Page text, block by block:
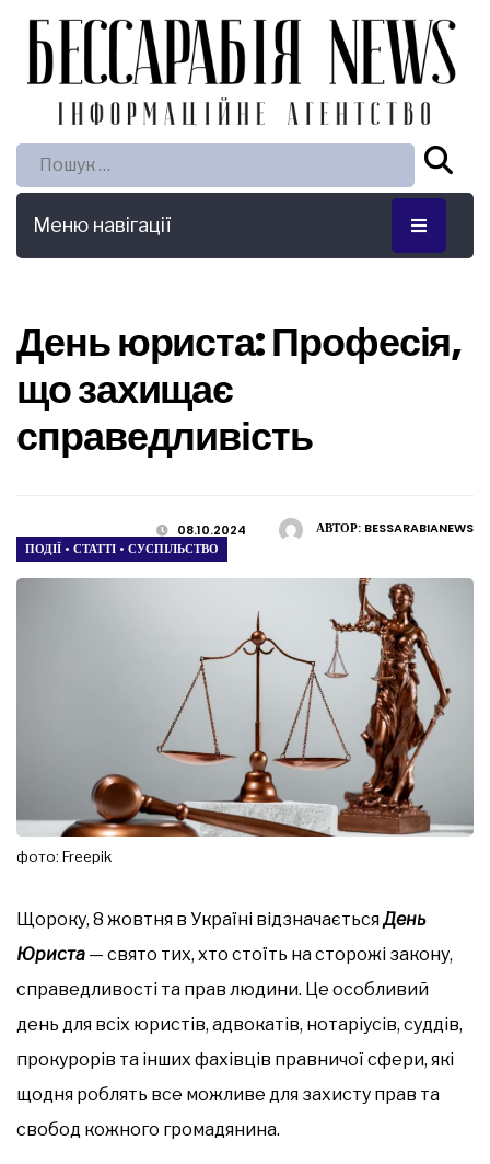
Пошук:
Меню навігації
День юриста: Професія,
що захищає
справедливість
АВТОР: BESSARABIANEWS
08.10.2024
ПОДІЇ • СТАТТІ • СУСПІЛЬСТВО
фото: Freepik
Щороку, 8 жовтня в Україні відзначаєтьсяДень
Юриста — свято тих, хто стоїть на сторожі закону,
справедливості та прав людини. Це особливий
день для всіх юристів, адвокатів, нотаріусів, суддів,
прокурорів та інших фахівців правничої сфери, які
щодня роблять все можливе для захисту прав та
свобод кожного громадянина.